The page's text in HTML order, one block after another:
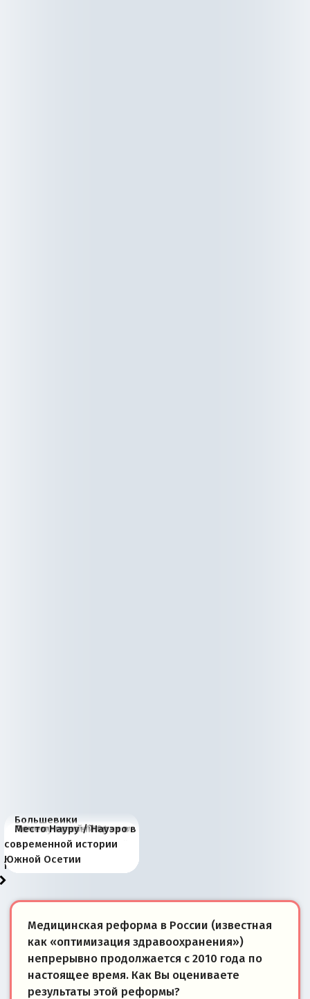
Большевики
отличаются от «Яблока»
тем, что они -
победители
Киевская марионетка
Запада рассказала о
«переобувании» хозяев
В России назрели
перемены: 15 шагов к
суверенной экономике
Миграционный пожар
Европы
Россия начинает
сбрасывать балласт
Анкориджа
Россия зимой 1904
года: первые уступки во
внутренней политике
Русская нация вчера и
сегодня
Почему правый крах в
Варшаве не поможет её
отношениям с Россией?
Место Науру / Науэро в
современной истории
Южной Осетии
Медицинская реформа в России (известная
как «оптимизация здравоохранения»)
непрерывно продолжается с 2010 года по
настоящее время. Как Вы оцениваете
результаты этой реформы?